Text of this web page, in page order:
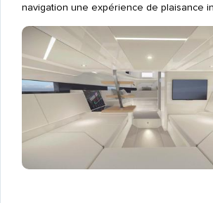
navigation une expérience de plaisance